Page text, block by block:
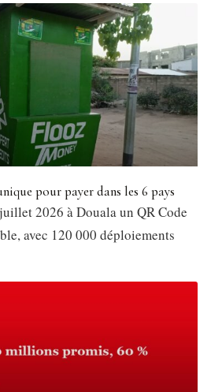
pour payer dans les 6 pays
2026 à Douala un QR Code
avec 120 000 déploiements